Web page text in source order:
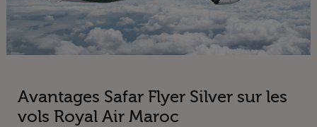
Avantages Safar Flyer Silver sur les
vols Royal Air Maroc